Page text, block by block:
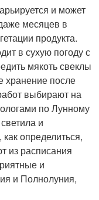
и может
месяцев в
продукта.
в сухую погоду с
мякоть свеклы
хранение после
выбирают на
по Лунному
и
определиться,
из расписания
и
и Полнолуния,